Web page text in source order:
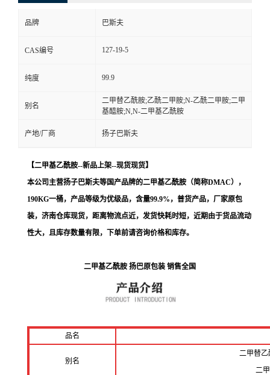
品牌 巴斯夫
CAS编号 127-19-5
纯度 99.9
别名
二甲替乙酰胺;乙酰二甲胺;N-乙酰二甲胺;二甲
基醯胺;N,N-二甲基乙酰胺
产地/厂商 扬子巴斯夫
【二甲基乙酰胺--新品上架--现货现货】
本公司主营扬子巴斯夫等国产品牌的二甲基乙酰胺（简称DMAC），
190KG一桶，产品等级为优级品，含量99.9%，普货产品，厂家原包
装，济南仓库现货，距离物流点近，发货快耗时短， 近期由于货品流动
性大，且库存数量有限，下单前请咨询价格和库存。
二甲基乙酰胺 扬巴原包装 销售全国
品名
别名
二甲替
二